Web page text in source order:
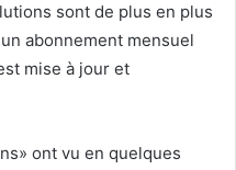
sont de plus en plus
abonnement mensuel
mise à jour et
ont vu en quelques